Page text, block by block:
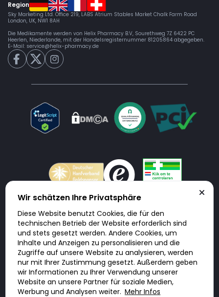
Region
Sky Marketing Ltd. Office 219, LABS Atrium Stables Market Chalk Farm Road
London, UK, NW1 8AH
Die Medikamente werden von Helix Pharmacy B.V, Sourethweg 7Z 6422 PC
Heerlen, Niederlande, mit der Handelsregisternummer 81205864 abgegeben.
E-Mail: service@helix-pharmacy.de
Doktorabc.com ist eine Vermittlungsplattform. Doktorabc ist ausdrücklich
keine Internetapotheke. Doktorabc bietet keine Medikamente oder
sonstige Produkte an oder liefert diese. Jegliche Informationen zu
Produkten, Medikamenten und Preisen auf der Internetseite beinhalten
kein Angebot von Doktorabc an Sie. Für die Einhaltung der in Ihrem Land
geltenden Gesetze und sonstigen Rechtsvorschriften sind Sie als Nutzer
selbst verantwortlich. Die Nutzung unseres Services auf Doktorabc durch
Sie erfolgt auf eigenes Risiko und in eigener Verantwortung. Sie erklären,
diese Internetseite aus eigener Initiative zu besuchen und zu nutzen.
Wir schätzen Ihre Privatsphäre
Diese Website benutzt Cookies, die für den
technischen Betrieb der Website erforderlich sind
und stets gesetzt werden. Andere Cookies, um
Inhalte und Anzeigen zu personalisieren und die
Zugriffe auf unsere Website zu analysieren, werden
nur mit Ihrer Zustimmung gesetzt. Außerdem geben
wir Informationen zu Ihrer Verwendung unserer
Website an unsere Partner für soziale Medien,
Werbung und Analysen weiter. Mehr Infos